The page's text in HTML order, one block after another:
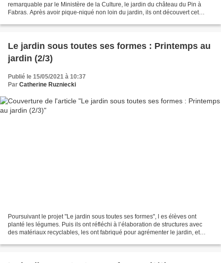
remarquable par le Ministère de la Culture, le jardin du château du Pin à
Fabras. Après avoir pique-niqué non loin du jardin, ils ont découvert cet
Le jardin sous toutes ses formes : Printemps au
jardin (2/3)
Publié le 15/05/2021 à 10:37
Par Catherine Ruzniecki
Poursuivant le projet "Le jardin sous toutes ses formes", l es élèves ont
planté les légumes. Puis ils ont réfléchi à l’élaboration de structures avec
des matériaux recyclables, les ont fabriqué pour agrémenter le jardin, et